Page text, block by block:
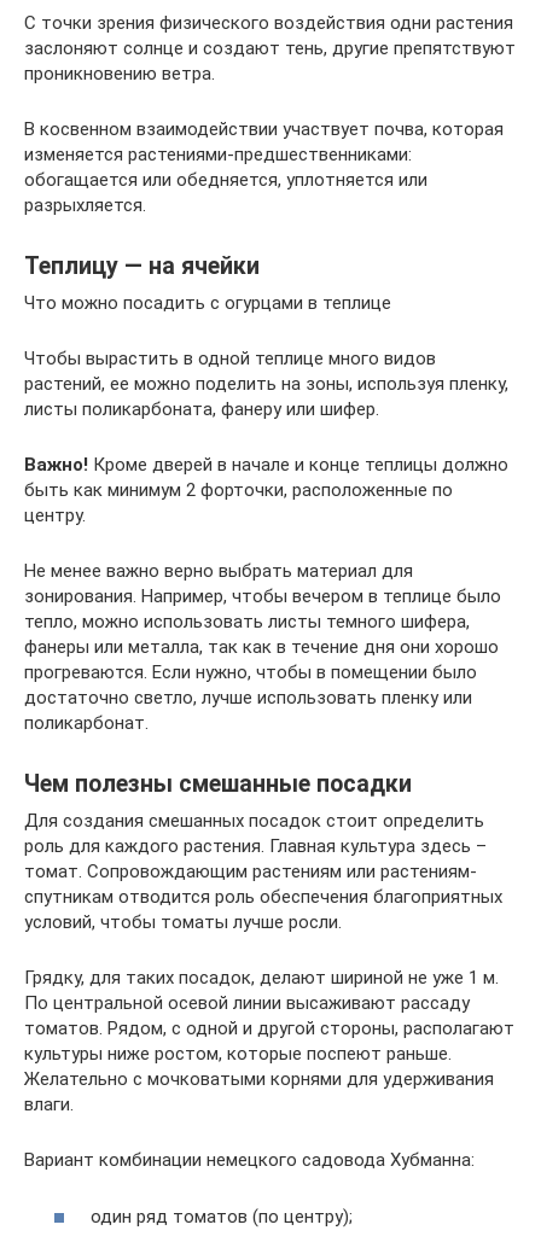
С точки зрения физического воздействия одни растения
заслоняют солнце и создают тень, другие препятствуют
проникновению ветра.
В косвенном взаимодействии участвует почва, которая
изменяется растениями-предшественниками:
обогащается или обедняется, уплотняется или
разрыхляется.
Теплицу — на ячейки
Что можно посадить с огурцами в теплице
Чтобы вырастить в одной теплице много видов
растений, ее можно поделить на зоны, используя пленку,
листы поликарбоната, фанеру или шифер.
Важно! Кроме дверей в начале и конце теплицы должно
быть как минимум 2 форточки, расположенные по
центру.
Не менее важно верно выбрать материал для
зонирования. Например, чтобы вечером в теплице было
тепло, можно использовать листы темного шифера,
фанеры или металла, так как в течение дня они хорошо
прогреваются. Если нужно, чтобы в помещении было
достаточно светло, лучше использовать пленку или
поликарбонат.
Чем полезны смешанные посадки
Для создания смешанных посадок стоит определить
роль для каждого растения. Главная культура здесь –
томат. Сопровождающим растениям или растениям-
спутникам отводится роль обеспечения благоприятных
условий, чтобы томаты лучше росли.
Грядку, для таких посадок, делают шириной не уже 1 м.
По центральной осевой линии высаживают рассаду
томатов. Рядом, с одной и другой стороны, располагают
культуры ниже ростом, которые поспеют раньше.
Желательно с мочковатыми корнями для удерживания
влаги.
Вариант комбинации немецкого садовода Хубманна:
один ряд томатов (по центру);